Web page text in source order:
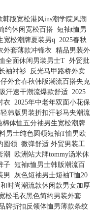
韩版宽松港风ins潮学院风潮
约休闲宽松百搭
短袖t恤男
宽松潮牌夏装男q
2025春秋
外套薄款冲锋衣 精品男装外
全面休闲男装男士T 外贸批
袖衬衫
反光马甲路桥外卖
外套春秋韩版潮流百搭夹克
汗速干潮流爆款舒适 2025
衣 2025年中老年双面小花保
韩版男装折扣汗衫马夹潮流
体恤五分袖男生宽松潮牌
男士纯色圆领短袖T恤男欧
圆领 微弹舒适 外贸男装工
潮 欧洲站大牌tommy汤米休
子 短袖t恤男士韩版潮流百
男
灰色短袖男士短袖T恤20
时尚潮流款休闲款男女加厚
松毛衣黑色简约男装外套
牌折扣反领体恤男薄款条纹